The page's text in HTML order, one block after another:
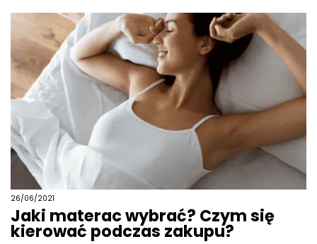
26/06/2021
Jaki materac wybrać? Czym się
kierować podczas zakupu?